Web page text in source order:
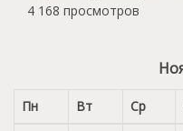
4 168 просмотров
Пн Вт Ср